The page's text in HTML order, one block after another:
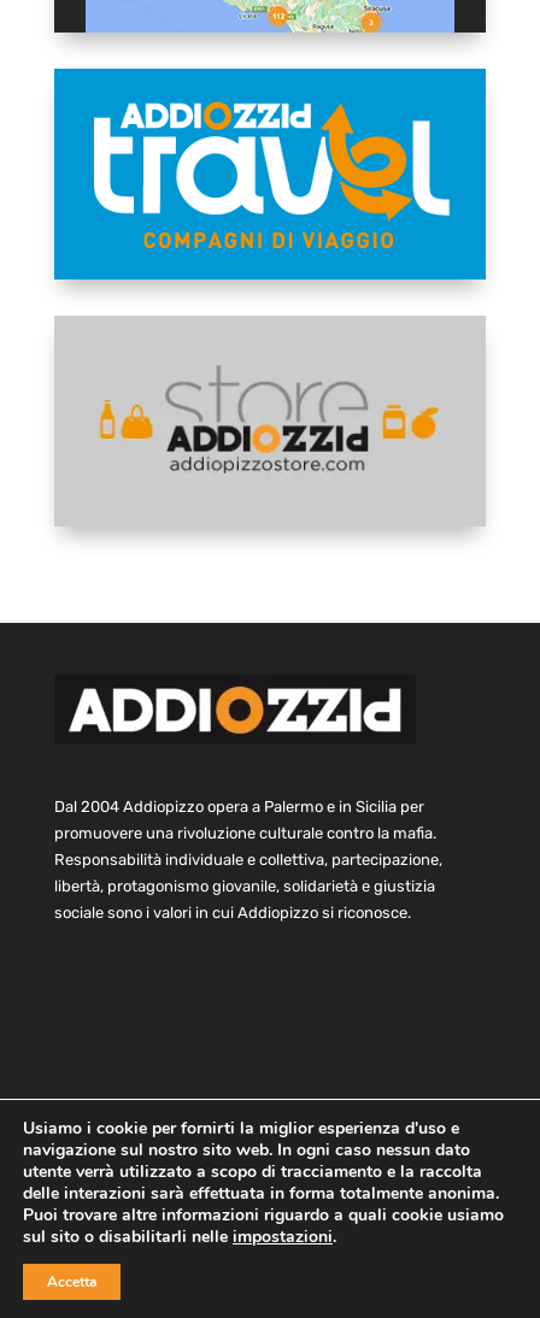
Dal 2004 Addiopizzo opera a Palermo e in Sicilia per
promuovere una rivoluzione culturale contro la mafia.
Responsabilità individuale e collettiva, partecipazione,
libertà, protagonismo giovanile, solidarietà e giustizia
sociale sono i valori in cui Addiopizzo si riconosce.
Home Statuto e bilancio
Contatti
Privacy
Cookie Child Protection Policy
Copyright © 2021 AddioPizzo | Tutti i diritti riservati | Sede
Usiamo i cookie per fornirti la miglior esperienza d'uso e
navigazione sul nostro sito web. In ogni caso nessun dato
utente verrà utilizzato a scopo di tracciamento e la raccolta
delle interazioni sarà effettuata in forma totalmente anonima.
Puoi trovare altre informazioni riguardo a quali cookie usiamo
sul sito o disabilitarli nelle impostazioni.
Accetta